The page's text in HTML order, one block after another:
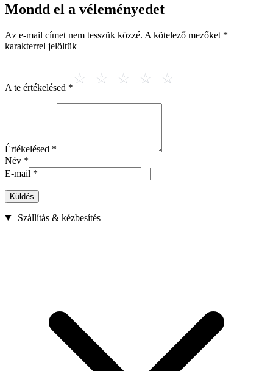
Mondd el a véleményedet
Az e-mail címet nem tesszük közzé. A kötelező mezőket *
karakterrel jelöltük
A te értékelésed *
Értékelésed *
Név *
E-mail *
Küldés
Szállítás & kézbesítés